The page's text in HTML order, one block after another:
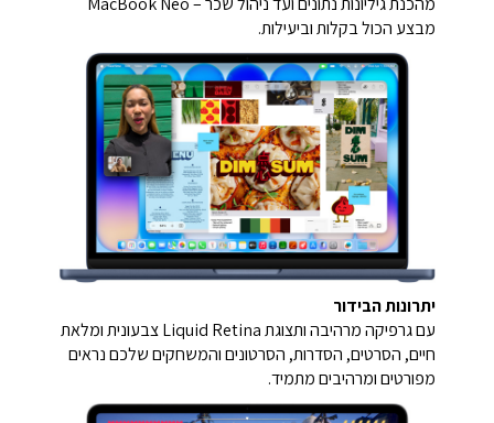
מבצע הכול בקלות וביעילות.
יתרונות הבידור
עם גרפיקה מרהיבה ותצוגת Liquid Retina צבעונית ומלאת
חיים, הסרטים, הסדרות, הסרטונים והמשחקים שלכם נראים
מפורטים ומרהיבים מתמיד.